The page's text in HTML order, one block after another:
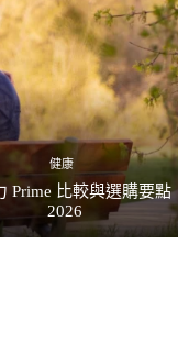
健康
Prime 比較與選購要點
2026